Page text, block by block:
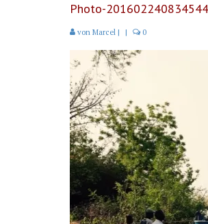
Photo-
von Marcel | | 0